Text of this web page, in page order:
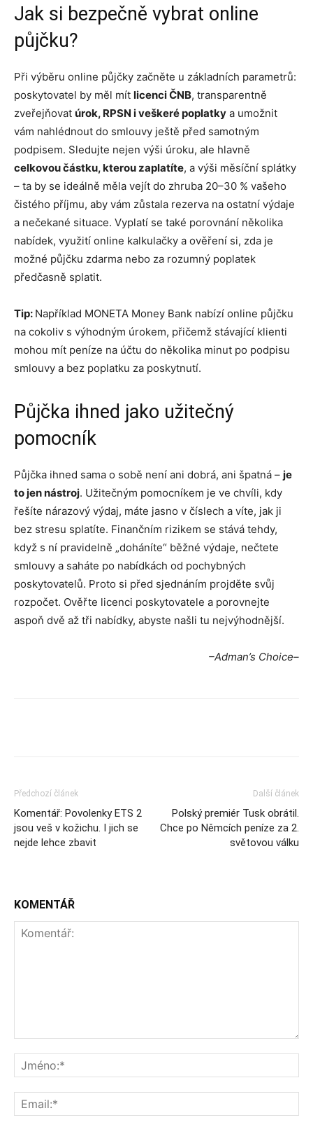
Jak si bezpečně vybrat online
půjčku?
Při výběru online půjčky začněte u základních parametrů:
poskytovatel by měl mít licenci ČNB, transparentně
zveřejňovat úrok, RPSN i veškeré poplatky a umožnit
vám nahlédnout do smlouvy ještě před samotným
podpisem. Sledujte nejen výši úroku, ale hlavně
celkovou částku, kterou zaplatíte, a výši měsíční splátky
– ta by se ideálně měla vejít do zhruba 20–30 % vašeho
čistého příjmu, aby vám zůstala rezerva na ostatní výdaje
a nečekané situace. Vyplatí se také porovnání několika
nabídek, využití online kalkulačky a ověření si, zda je
možné půjčku zdarma nebo za rozumný poplatek
předčasně splatit.
Tip: Například MONETA Money Bank nabízí online půjčku
na cokoliv s výhodným úrokem, přičemž stávající klienti
mohou mít peníze na účtu do několika minut po podpisu
smlouvy a bez poplatku za poskytnutí.
Půjčka ihned jako užitečný
pomocník
Půjčka ihned sama o sobě není ani dobrá, ani špatná – je
to jen nástroj. Užitečným pomocníkem je ve chvíli, kdy
řešíte nárazový výdaj, máte jasno v číslech a víte, jak ji
bez stresu splatíte. Finančním rizikem se stává tehdy,
když s ní pravidelně „doháníte“ běžné výdaje, nečtete
smlouvy a saháte po nabídkách od pochybných
poskytovatelů. Proto si před sjednáním projděte svůj
rozpočet. Ověřte licenci poskytovatele a porovnejte
aspoň dvě až tři nabídky, abyste našli tu nejvýhodnější.
–Adman’s Choice–
Předchozí článek
Komentář: Povolenky ETS 2
jsou veš v kožichu. I jich se
nejde lehce zbavit
Další článek
Polský premiér Tusk obrátil.
Chce po Němcích peníze za 2.
světovou válku
KOMENTÁŘ